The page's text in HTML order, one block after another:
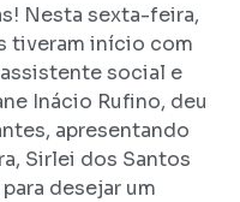
Nesta sexta-feira,
tiveram início com
social e
Inácio Rufino, deu
apresentando
Sirlei dos Santos
desejar um